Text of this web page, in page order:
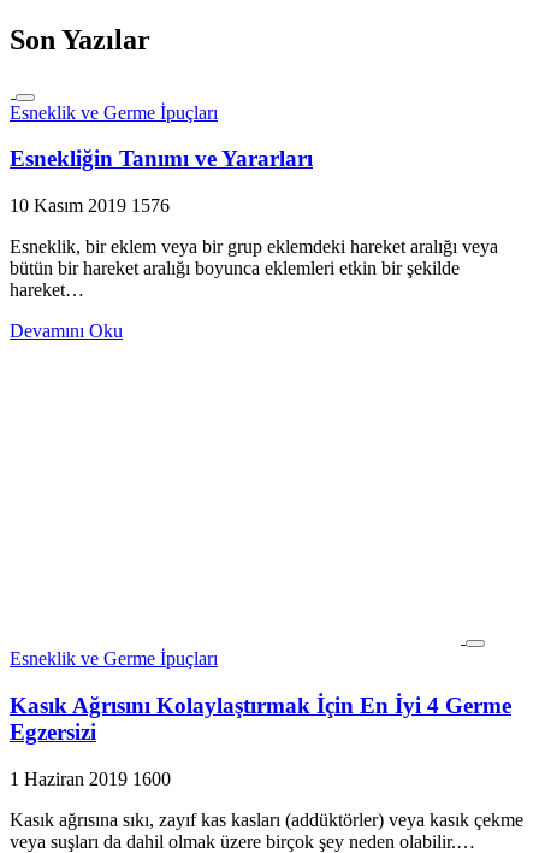
Son Yazılar
Esneklik ve Germe İpuçları
Esnekliğin Tanımı ve Yararları
10 Kasım 2019 1576
Esneklik, bir eklem veya bir grup eklemdeki hareket aralığı veya
bütün bir hareket aralığı boyunca eklemleri etkin bir şekilde
hareket…
Devamını Oku
Esneklik ve Germe İpuçları
Kasık Ağrısını Kolaylaştırmak İçin En İyi 4 Germe
Egzersizi
1 Haziran 2019 1600
Kasık ağrısına sıkı, zayıf kas kasları (addüktörler) veya kasık çekme
veya suşları da dahil olmak üzere birçok şey neden olabilir.…